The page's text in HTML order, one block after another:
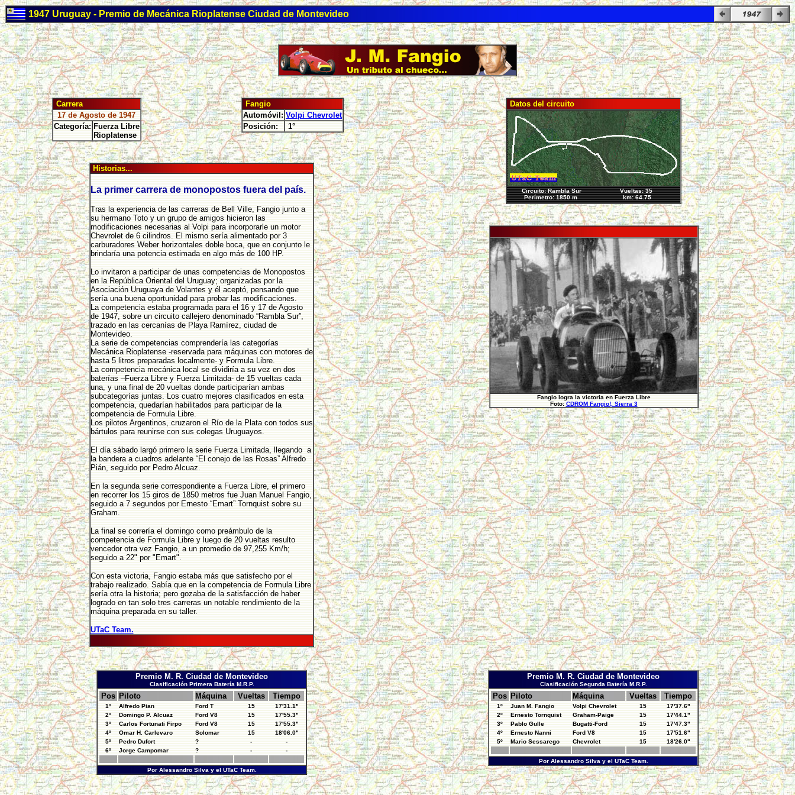
1947 Uruguay - Premio de Mecánica Rioplatense Ciudad de Montevideo
Carrera
17 de Agosto de 1947
Categoría: Fuerza Libre
Rioplatense
Fangio
Automóvil: Volpi Chevrolet
Posición:
1°
Historias...
La primer carrera de monopostos fuera del país.
Tras la experiencia de las carreras de Bell Ville, Fangio junto a
su hermano Toto y un grupo de amigos hicieron las
modificaciones necesarias al Volpi para incorporarle un motor
Chevrolet de 6 cilindros. El mismo sería alimentado por 3
carburadores Weber horizontales doble boca, que en conjunto le
brindaría una potencia estimada en algo más de 100 HP.
Lo invitaron a participar de unas competencias de Monopostos
en la República Oriental del Uruguay; organizadas por la
Asociación Uruguaya de Volantes y él aceptó, pensando que
sería una buena oportunidad para probar las modificaciones.
La competencia estaba programada para el 16 y 17 de Agosto
de 1947, sobre un circuito callejero denominado “Rambla Sur”,
trazado en las cercanías de Playa Ramírez, ciudad de
Montevideo.
La serie de competencias comprendería las categorías
Mecánica Rioplatense -reservada para máquinas con motores de
hasta 5 litros preparadas localmente- y Formula Libre.
La competencia mecánica local se dividiría a su vez en dos
baterías –Fuerza Libre y Fuerza Limitada- de 15 vueltas cada
una, y una final de 20 vueltas donde participarían ambas
subcategorías juntas. Los cuatro mejores clasificados en esta
competencia, quedarían habilitados para participar de la
competencia de Formula Libre.
Los pilotos Argentinos, cruzaron el Río de la Plata con todos sus
bártulos para reunirse con sus colegas Uruguayos.
El día sábado largó primero la serie Fuerza Limitada, llegando a
la bandera a cuadros adelante “El conejo de las Rosas” Alfredo
Pián, seguido por Pedro Alcuaz.
En la segunda serie correspondiente a Fuerza Libre, el primero
en recorrer los 15 giros de 1850 metros fue Juan Manuel Fangio,
seguido a 7 segundos por Ernesto “Emart” Tornquist sobre su
Graham.
La final se correría el domingo como preámbulo de la
competencia de Formula Libre y luego de 20 vueltas resulto
vencedor otra vez Fangio, a un promedio de 97,255 Km/h;
seguido a 22" por "Emart".
Con esta victoria, Fangio estaba más que satisfecho por el
trabajo realizado. Sabía que en la competencia de Formula Libre
sería otra la historia; pero gozaba de la satisfacción de haber
logrado en tan solo tres carreras un notable rendimiento de la
máquina preparada en su taller.
UTaC Team.
Datos del circuito
Circuito: Rambla Sur
Perímetro: 1850 m
Vueltas: 35
km: 64.75
Fangio logra la victoria en Fuerza Libre
Foto: CDROM Fangio!, Sierra 3
Premio M. R. Ciudad de Montevideo
Clasificación Primera Batería M.R.P.
Pos Piloto Máquina Vueltas Tiempo
1º Alfredo Pian Ford T 15
17'31.1"
2º
Domingo P. Alcuaz Ford V8 15
17'55.3"
3º
Carlos Fortunati Firpo Ford V8 15
17'55.3"
4º
Omar H. Carlevaro Solomar 15
18'06.0"
5º
Pedro Dufort ? -
-
6º
Jorge Campomar ? - -
Por Alessandro Silva y el UTaC Team.
Premio M. R. Ciudad de Montevideo
Clasificación Segunda Batería M.R.P.
Pos Piloto Máquina Vueltas Tiempo
1º Juan M. Fangio Volpi Chevrolet 15
17'37.6"
2º
Ernesto Tornquist Graham-Paige 15
17'44.1"
3º
Pablo Gulle Bugatti-Ford 15
17'47.3"
4º
Ernesto Nanni Ford V8 15
17'51.6"
5º
Mario Sessarego Chevrolet 15 18'26.0"
Por Alessandro Silva y el UTaC Team.